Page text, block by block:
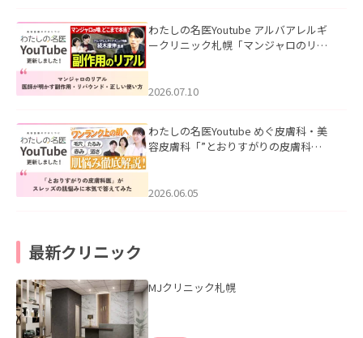
わたしの名医Youtube アルバアレルギ
ークリニック札幌「マンジャロのリア
た。
2026.07.10
わたしの名医Youtube めぐ皮膚科・美
容皮膚科「”とおりすがりの皮膚科
2026.06.05
最新クリニック
MJクリニック札幌